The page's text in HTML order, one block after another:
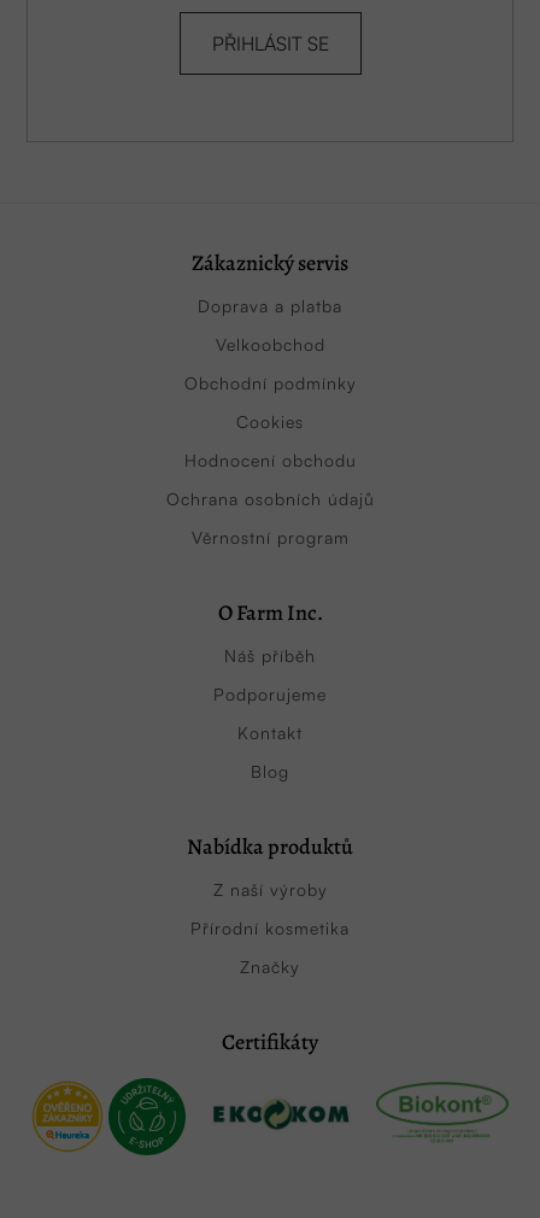
PŘIHLÁSIT SE
Zákaznický servis
Doprava a platba
Velkoobchod
Obchodní podmínky
Cookies
Hodnocení obchodu
Ochrana osobních údajů
Věrnostní program
O Farm Inc.
Náš příběh
Podporujeme
Kontakt
Blog
Nabídka produktů
Z naší výroby
Přírodní kosmetika
Značky
Certifikáty